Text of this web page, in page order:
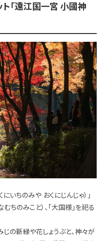
「遠江国一宮 小國神
いちのみや おくにじんじゃ）」
ちのみこと）、「大国様」を祀る
の新緑や花しょうぶと、神々が